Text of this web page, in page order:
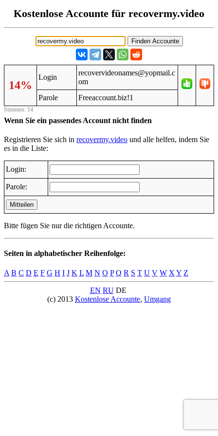
Kostenlose Accounte für recovermy.video
14%
Login
recovervideonames@yopmail.c
om
Parole
Freeaccount.biz!1
Stimmen: 14
Wenn Sie ein passendes Account nicht finden
Registrieren Sie sich in recovermy.video und alle helfen, indem Sie
es in die Liste:
Login:
Parole:
Mitteilen
Bitte fügen Sie nur die richtigen Accounte.
Seiten in alphabetischer Reihenfolge:
A B C D E F G H I J K L M N O P Q R S T U V W X Y Z
EN RUDE
(c) 2013 Kostenlose Accounte, Umgang